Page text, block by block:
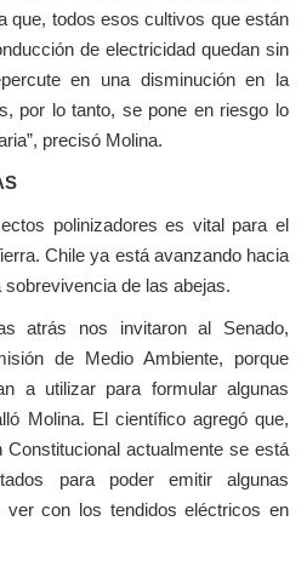
que, todos esos cultivos que están
de electricidad quedan sin
en una disminución en la
por lo tanto, se pone en riesgo lo
precisó Molina.
polinizadores es vital para el
Chile ya está avanzando hacia
de las abejas.
atrás nos invitaron al Senado,
de Medio Ambiente, porque
a utilizar para formular algunas
Molina. El científico agregó que,
Constitucional actualmente se está
para poder emitir algunas
ver con los tendidos eléctricos en